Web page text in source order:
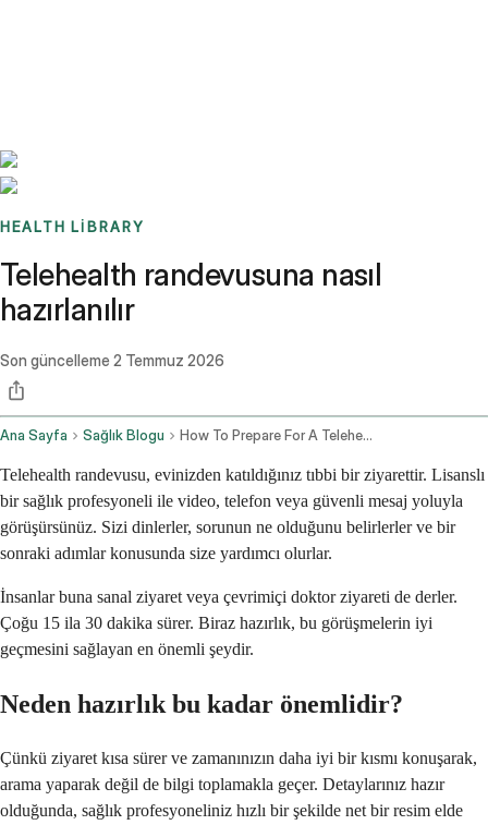
HEALTH LIBRARY
Telehealth randevusuna nasıl
hazırlanılır
Son güncelleme 2 Temmuz 2026
Ana Sayfa Sağlık Blogu How To Prepare For A Telehealth Appointment Your Complete Checklist
Telehealth randevusu, evinizden katıldığınız tıbbi bir ziyarettir. Lisanslı
bir sağlık profesyoneli ile video, telefon veya güvenli mesaj yoluyla
görüşürsünüz. Sizi dinlerler, sorunun ne olduğunu belirlerler ve bir
sonraki adımlar konusunda size yardımcı olurlar.
İnsanlar buna sanal ziyaret veya çevrimiçi doktor ziyareti de derler.
Çoğu 15 ila 30 dakika sürer. Biraz hazırlık, bu görüşmelerin iyi
geçmesini sağlayan en önemli şeydir.
Neden hazırlık bu kadar önemlidir?
Çünkü ziyaret kısa sürer ve zamanınızın daha iyi bir kısmı konuşarak,
arama yaparak değil de bilgi toplamakla geçer. Detaylarınız hazır
olduğunda, sağlık profesyoneliniz hızlı bir şekilde net bir resim elde